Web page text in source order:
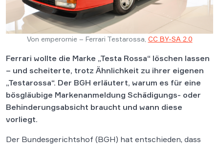
Von emperornie – Ferrari Testarossa, CC BY-SA 2.0
Ferrari wollte die Marke „Testa Rossa“ löschen lassen
– und scheiterte, trotz Ähnlichkeit zu ihrer eigenen
„Testarossa“. Der BGH erläutert, warum es für eine
bösgläubige Markenanmeldung Schädigungs- oder
Behinderungsabsicht braucht und wann diese
vorliegt.
Der Bundesgerichtshof (BGH) hat entschieden, dass